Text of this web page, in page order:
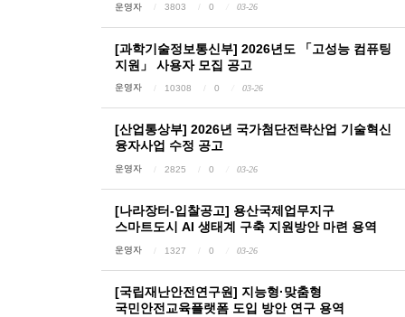
운영자 3803 0 03-26
[과학기술정보통신부] 2026년도 「고성능 컴퓨팅
지원」 사용자 모집 공고
운영자 10308 0 03-26
[산업통상부] 2026년 국가첨단전략산업 기술혁신
융자사업 수정 공고
운영자 2825 0 03-26
[나라장터-입찰공고] 용산국제업무지구
스마트도시 AI 생태계 구축 지원방안 마련 용역
운영자 1327 0 03-26
[국립재난안전연구원] 지능형·맞춤형
국민안전교육플랫폼 도입 방안 연구 용역